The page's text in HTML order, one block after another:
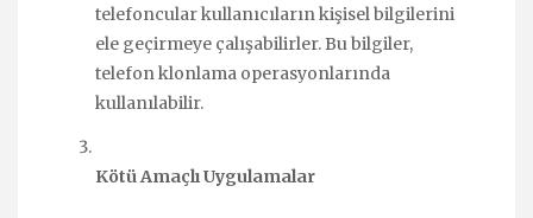
telefoncular kullanıcıların kişisel bilgilerini
ele geçirmeye çalışabilirler. Bu bilgiler,
telefon klonlama operasyonlarında
kullanılabilir.
Kötü Amaçlı Uygulamalar